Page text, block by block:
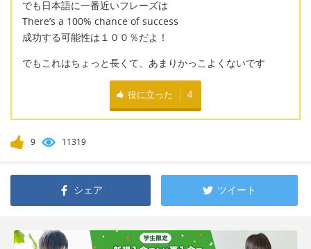
でも日本語に一番近いフレーズは
There’s a 100% chance of success
成功する可能性は１００％だよ！
でもこれはちょっと長くて、あまりかっこよくないです
役に立った 4
9 11319
シェア ツイート